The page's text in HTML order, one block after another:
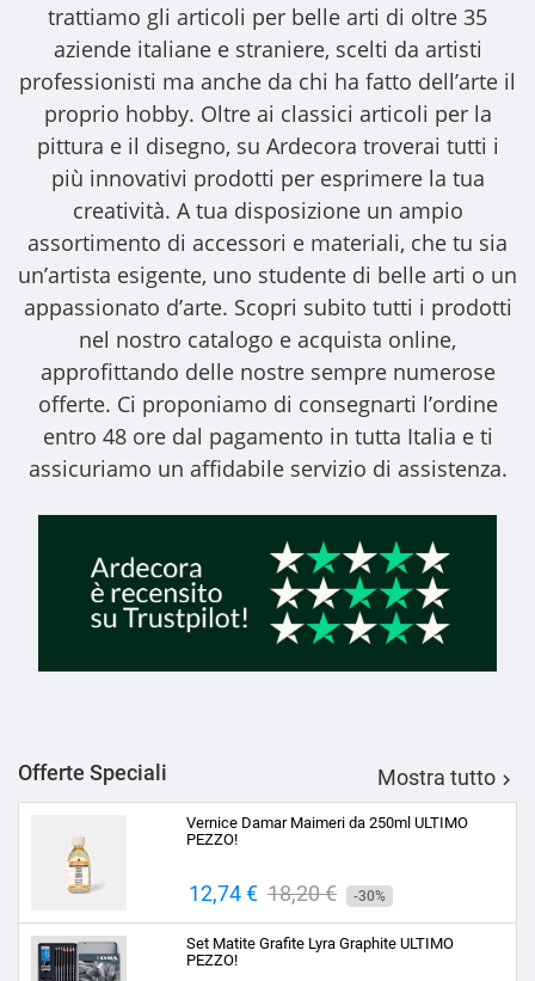
trattiamo gli articoli per belle arti di oltre 35
aziende italiane e straniere, scelti da artisti
professionisti ma anche da chi ha fatto dell’arte il
proprio hobby. Oltre ai classici articoli per la
pittura e il disegno, su Ardecora troverai tutti i
più innovativi prodotti per esprimere la tua
creatività. A tua disposizione un ampio
assortimento di accessori e materiali, che tu sia
un’artista esigente, uno studente di belle arti o un
appassionato d’arte. Scopri subito tutti i prodotti
nel nostro catalogo e acquista online,
approfittando delle nostre sempre numerose
offerte. Ci proponiamo di consegnarti l’ordine
entro 48 ore dal pagamento in tutta Italia e ti
assicuriamo un affidabile servizio di assistenza.
Offerte Speciali Mostra tutto 
Vernice Damar Maimeri da 250ml ULTIMO
PEZZO!
Prezzo
12,74 € Prezzo
base
18,20 € -30%
Set Matite Grafite Lyra Graphite ULTIMO
PEZZO!